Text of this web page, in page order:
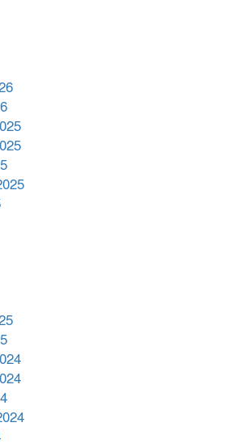
পর ফোন তারেক রহমানের,গ্যাস সঙ্কট
সহায়তা দিলেন সাচিং প্রু জেরী